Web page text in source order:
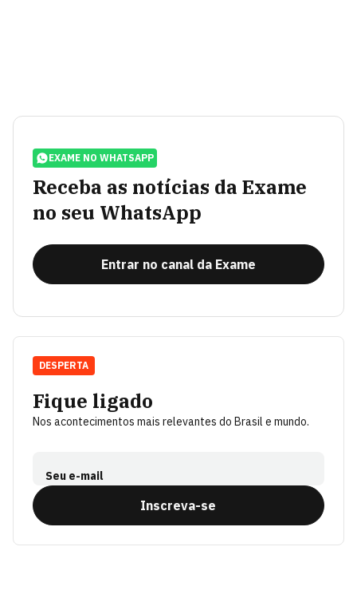
EXAME NO WHATSAPP
Receba as notícias da Exame
no seu WhatsApp
Entrar no canal da Exame
Fique ligado
Nos acontecimentos mais relevantes do Brasil e mundo.
Seu e-mail
Inscreva-se
DESPERTA